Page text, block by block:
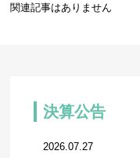
関連記事はありません
決算公告
2026.07.27